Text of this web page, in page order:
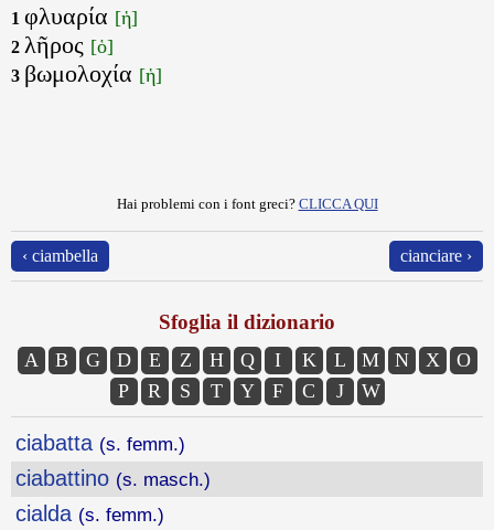
1 φλυαρία [ἡ]
2 λῆρος [ὁ]
3 βωμολοχία [ἡ]
Hai problemi con i font greci? CLICCA QUI
‹ ciambella cianciare ›
Sfoglia il dizionario
A B G D E Z H Q I K L M N X
O
P
R S T Y F C J W
ciabatta (s. femm.)
ciabattino (s. masch.)
cialda (s. femm.)